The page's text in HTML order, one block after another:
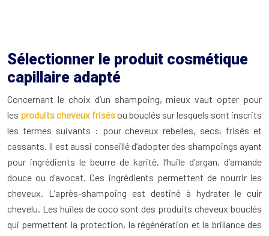
Sélectionner le produit cosmétique
capillaire adapté
Concernant le choix d’un shampoing, mieux vaut opter pour
les produits cheveux frisésou bouclés sur lesquels sont inscrits
les termes suivants : pour cheveux rebelles, secs, frisés et
cassants. Il est aussi conseillé d’adopter des shampoings ayant
pour ingrédients le beurre de karité, l’huile d’argan, d’amande
douce ou d’avocat. Ces ingrédients permettent de nourrir les
cheveux. L’après-shampoing est destiné à hydrater le cuir
chevelu. Les huiles de coco sont des produits cheveux bouclés
qui permettent la protection, la régénération et la brillance des